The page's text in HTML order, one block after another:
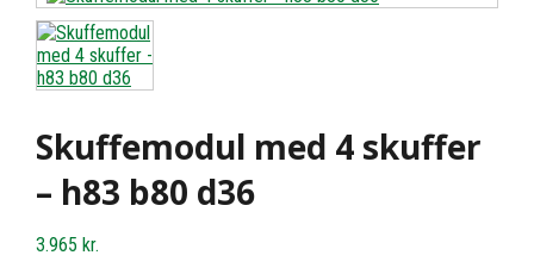
Skuffemodul med 4 skuffer
– h83 b80 d36
3.965 kr.